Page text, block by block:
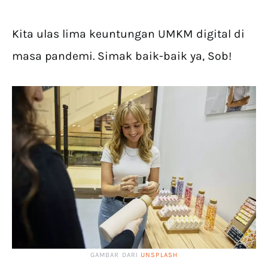
Kita ulas lima keuntungan UMKM digital di
masa pandemi. Simak baik-baik ya, Sob!
GAMBAR DARI UNSPLASH